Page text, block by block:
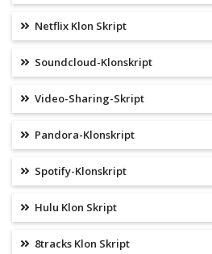
Netflix Klon Skript
Soundcloud-Klonskript
Video-Sharing-Skript
Pandora-Klonskript
Spotify-Klonskript
Hulu Klon Skript
8tracks Klon Skript